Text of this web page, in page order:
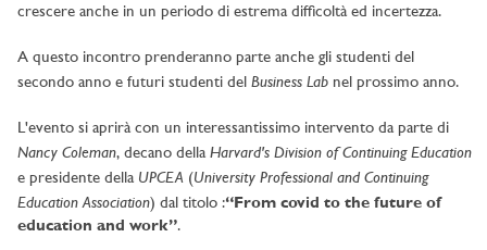
crescere anche in un periodo di estrema difficoltà ed incertezza.
A questo incontro prenderanno parte anche gli studenti del
secondo anno e futuri studenti del Business Lab nel prossimo anno.
L'evento si aprirà con un interessantissimo intervento da parte di
Nancy Coleman, decano della Harvard's Division of Continuing Education
e presidente della UPCEA (University Professional and Continuing
Education Association) dal titolo :“From covid to the future of
education and work”.